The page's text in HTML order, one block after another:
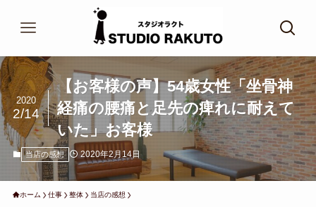
【お客様の声】54歳女性「坐骨神
経痛の腰痛と足先の痺れに耐えて
いた」お客様
2020
2/14
当店の感想 2020年2月14日
ホーム 仕事 整体 当店の感想